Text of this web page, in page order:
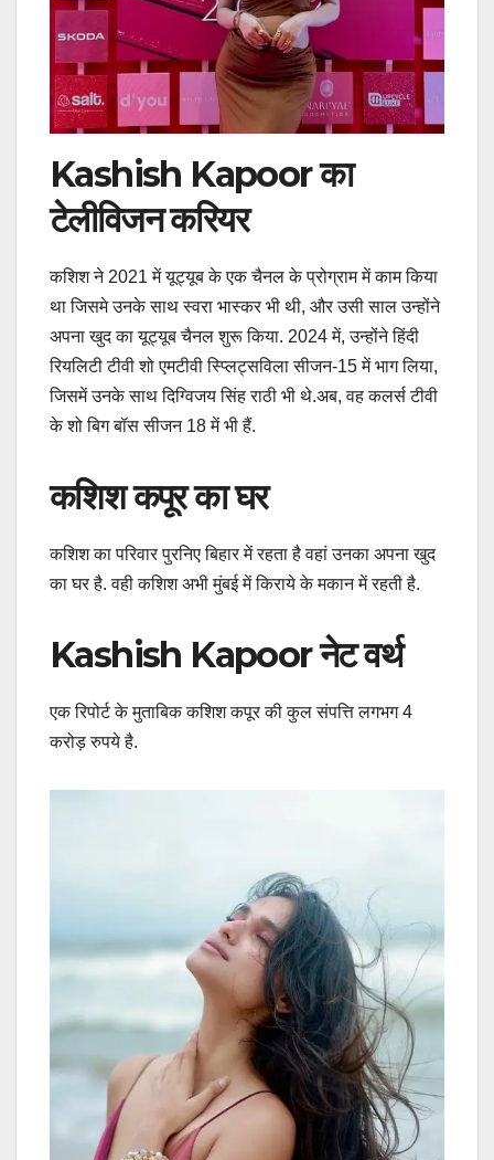
Kashish Kapoor का
टेलीविजन करियर
कशिश ने 2021 में यूट्यूब के एक चैनल के प्रोग्राम में काम किया
था जिसमे उनके साथ स्वरा भास्कर भी थी, और उसी साल उन्होंने
अपना खुद का यूट्यूब चैनल शुरू किया. 2024 में, उन्होंने हिंदी
रियलिटी टीवी शो एमटीवी स्प्लिट्सविला सीजन-15 में भाग लिया,
जिसमें उनके साथ दिग्विजय सिंह राठी भी थे.अब, वह कलर्स टीवी
के शो बिग बॉस सीजन 18 में भी हैं.
कशिश कपूर का घर
कशिश का परिवार पुरनिए बिहार में रहता है वहां उनका अपना खुद
का घर है. वही कशिश अभी मुंबई में किराये के मकान में रहती है.
Kashish Kapoor नेट वर्थ
एक रिपोर्ट के मुताबिक कशिश कपूर की कुल संपत्ति लगभग 4
करोड़ रुपये है.